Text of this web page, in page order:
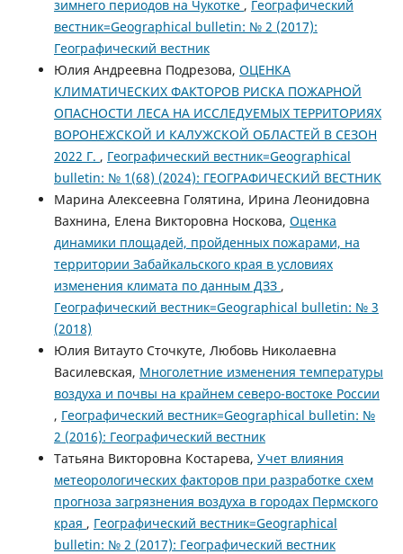
зимнего периодов на Чукотке , Географический
вестник=Geographical bulletin: № 2 (2017):
Географический вестник
Юлия Андреевна Подрезова, ОЦЕНКА
КЛИМАТИЧЕСКИХ ФАКТОРОВ РИСКА ПОЖАРНОЙ
ОПАСНОСТИ ЛЕСА НА ИССЛЕДУЕМЫХ ТЕРРИТОРИЯХ
ВОРОНЕЖСКОЙ И КАЛУЖСКОЙ ОБЛАСТЕЙ В СЕЗОН
2022 Г. , Географический вестник=Geographical
bulletin: № 1(68) (2024): ГЕОГРАФИЧЕСКИЙ ВЕСТНИК
Марина Алексеевна Голятина, Ирина Леонидовна
Вахнина, Елена Викторовна Носкова, Оценка
динамики площадей, пройденных пожарами, на
территории Забайкальского края в условиях
изменения климата по данным ДЗЗ ,
Географический вестник=Geographical bulletin: № 3
(2018)
Юлия Витауто Сточкуте, Любовь Николаевна
Василевская, Многолетние изменения температуры
воздуха и почвы на крайнем северо-востоке России
, Географический вестник=Geographical bulletin: №
2 (2016): Географический вестник
Татьяна Викторовна Костарева, Учет влияния
метеорологических факторов при разработке схем
прогноза загрязнения воздуха в городах Пермского
края , Географический вестник=Geographical
bulletin: № 2 (2017): Географический вестник